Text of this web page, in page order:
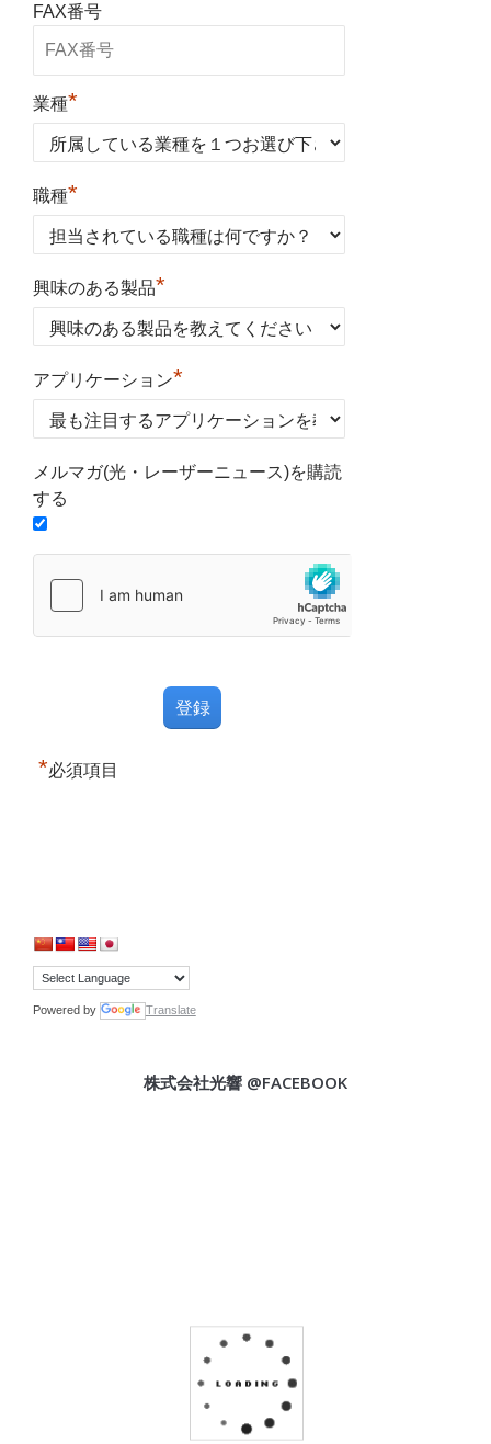
FAX番号
業種*
職種*
興味のある製品*
アプリケーション*
メルマガ(光・レーザーニュース)を購読
する
*必須項目
Powered by Translate
株式会社光響 @FACEBOOK